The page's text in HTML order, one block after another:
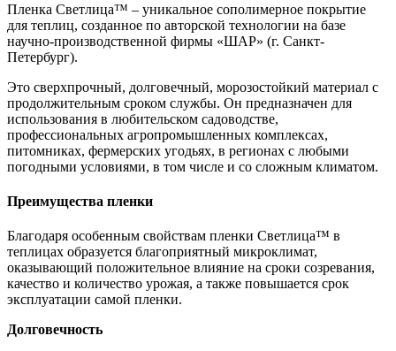
Пленка Светлица™ – уникальное сополимерное покрытие
для теплиц, созданное по авторской технологии на базе
научно-производственной фирмы «ШАР» (г. Санкт-
Петербург).
Это сверхпрочный, долговечный, морозостойкий материал с
продолжительным сроком службы. Он предназначен для
использования в любительском садоводстве,
профессиональных агропромышленных комплексах,
питомниках, фермерских угодьях, в регионах с любыми
погодными условиями, в том числе и со сложным климатом.
Преимущества пленки
Благодаря особенным свойствам пленки Светлица™ в
теплицах образуется благоприятный микроклимат,
оказывающий положительное влияние на сроки созревания,
качество и количество урожая, а также повышается срок
эксплуатации самой пленки.
Долговечность